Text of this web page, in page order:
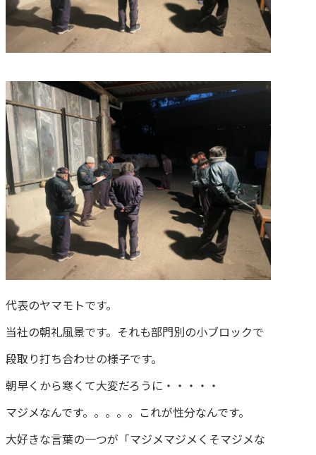
代表のヤマモトです。
当社の朝礼風景です。それも部門別の小ブロックで
段取り打ち合わせの様子です。
朝早くから寒くて大変だろうに・・・・・
マジメなんです。。。。。これが性分なんです。
大好きな言葉の一つが「マジメマジメくそマジメな